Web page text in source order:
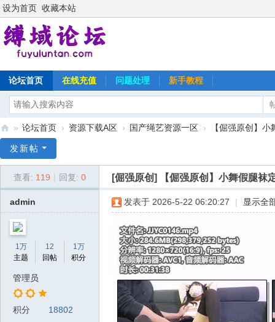
设为首页 收藏本站
论坛首页 在线充值 问题处理 新手教程
域
» 论坛首页 › 资源下载A区 › 国产绳艺资源一区 › 【倔强原创】
发新帖
查看: 119 回复: 0 [倔强原创] 【倔强原创】小舞假腿袜
admin
1万
主题
12
回帖
1万
积分
管理员
积分 18802
发表于 2026-5-22 06:20:27 显示全